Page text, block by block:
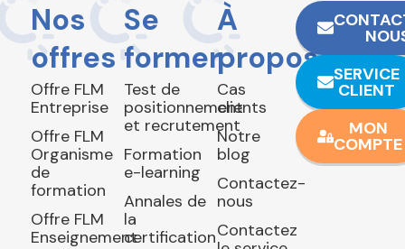
Nos
offres
Offre FLM
Entreprise
Offre FLM
Organisme
de
formation
Offre FLM
Enseignement
Se
former
Test de
positionnement
et recrutement
Formation
e-learning
Annales de
la
certification
À
propos
Cas
clients
Notre
blog
Contactez-
nous
Contactez
SERVICE
CLIENT
MON
COMPTE